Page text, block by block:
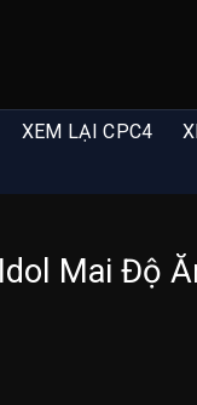
XEM LẠI CPC4
Mai Độ